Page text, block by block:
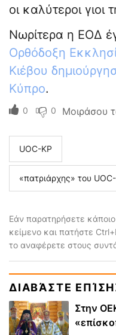
οι καλύτεροι γιοι
Νωρίτερα η ΕΟΔ
Ορθόδοξη
Κιέβου
Κύπρο.
0 0 Μοιράσου
UOC-KP
«πατριάρχης» του
Εάν παρατηρήσετε
κείμενο και πατήστε
το αναφέρετε στους
ΔΙΑΒΆΣΤΕ
Στην